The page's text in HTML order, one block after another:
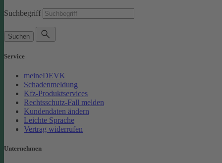
Suchbegriff
Suchen
Service
meineDEVK
Schadenmeldung
Kfz-Produktservices
Rechtsschutz-Fall melden
Kundendaten ändern
Leichte Sprache
Vertrag widerrufen
Unternehmen